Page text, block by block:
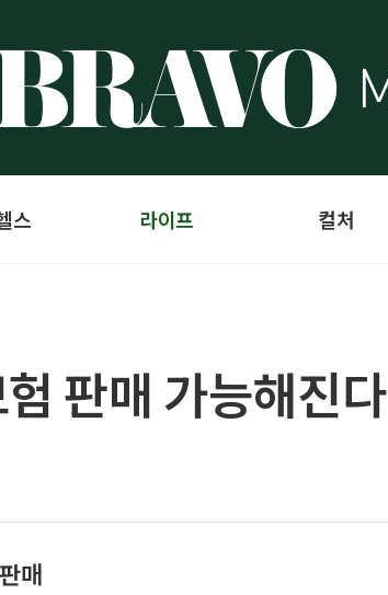
스 라이프 컬처
판매 가능해진다
매